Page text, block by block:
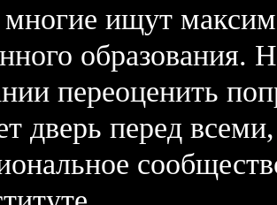
многие ищут
образования.
переоценить
дверь перед